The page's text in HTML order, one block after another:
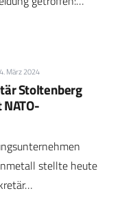
März 2024
Stoltenberg
stellte heute